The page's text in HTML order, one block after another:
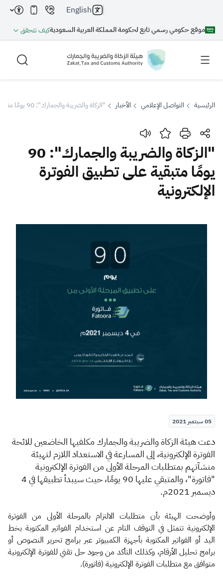
موقع حكومي رسمي تابع لحكومة المملكة العربية السعوديةكيف تتحقق
English
بحث
بحث بحث AI
اقتراحات
الزكاة الجمارك
ضريبة القيمة المضافة
الرئيسية التواصل الإعلامي الأخبار "الزكاة والضريبة والجمارك": 90 يومًا متبقية على تطبيق الفوترة الإلكترونية
"الزكاة والضريبة والجمارك": 90
يومًا متبقية على تطبيق الفوترة
الإلكترونية
05 سبتمبر 2021
​​​​دعت هيئة الزكاة والضريبة والجمارك مكلفيها الخاضعين للائحة
الفوترة الإلكترونية، إلى المسارعة في الاستعداد اللازم لتهيئة
منشآتهم بمتطلبات المرحلة الأولى من الفوترة الإلكترونية
"فاتورة"، والمتبقي عليها 90 يومًا، حيث سيبدأ تطبيقها في 4
ديسمبر 2021م.
وأوضحت الهيئة بأن متطلبات الالتزام بالمرحلة الأولى من الفوترة
الإلكترونية تتمثل في التوقف التام عن استخدام الفواتير المكتوبة بخط
اليد أو الفواتير المكتوبة بأجهزة الكمبيوتر عبر برامج تحرير النصوص أو
برامج تحليل الأرقام، وكذلك التأكد من وجود حل تقني للفوترة الإلكترونية
متوافق مع متطلبات الفوترة الإلكترونية (فاتورة).